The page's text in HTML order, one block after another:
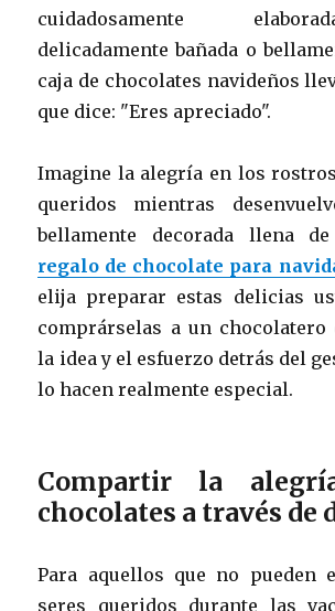
cuidadosamente
delicadamente bañada o
caja de chocolates navideños
que dice: "Eres apreciado".
Imagine la alegría en los
queridos mientras
bellamente decorada llena
regalo de chocolate para
elija preparar estas delicias
comprárselas a un chocolatero
la idea y el esfuerzo detrás del
lo hacen realmente especial.
Compartir la
chocolates a través de
Para aquellos que no pueden
seres queridos durante las